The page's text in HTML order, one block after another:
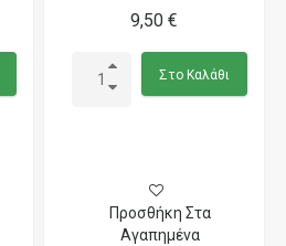
9,50 €
Στο Καλάθι
Προσθήκη Στα
Αγαπημένα